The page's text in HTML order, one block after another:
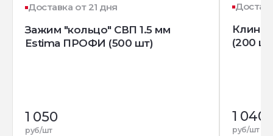
Доставка от 21 дня
Зажим "кольцо" СВП 1.5 мм
Estima ПРОФИ (500 шт)
1 050
руб/шт
Клин
(200
1 040
руб/шт